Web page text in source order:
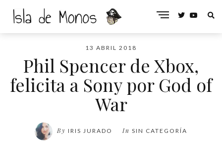
13 ABRIL 2018
Phil Spencer de Xbox,
felicita a Sony por God of
War
By IRIS JURADO In SIN CATEGORÍA